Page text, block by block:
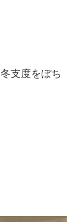
支度をぼち